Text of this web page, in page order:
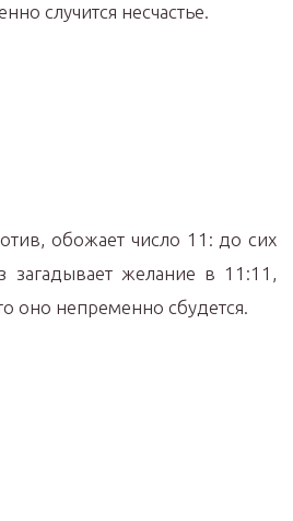
случится несчастье.
обожает число 11: до сих
желание в 11:11,
оно непременно сбудется.